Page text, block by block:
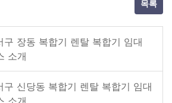
목록
구 장동 복합기 렌탈 복합기 임대
소개
구 신당동 복합기 렌탈 복합기 임대
소개